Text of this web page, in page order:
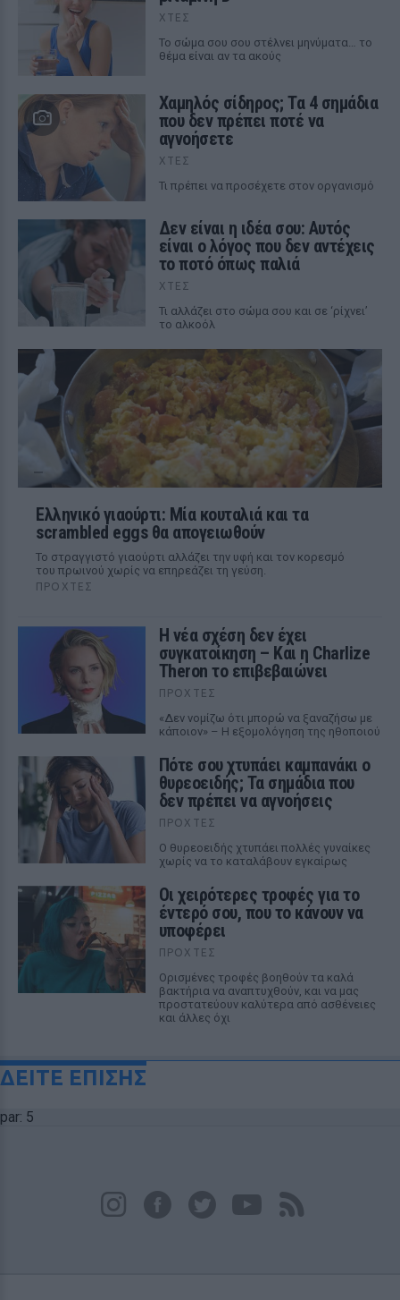
ΧΤΕΣ
Το σώμα σου σου στέλνει μηνύματα… το
θέμα είναι αν τα ακούς
Χαμηλός σίδηρος; Τα 4 σημάδια
που δεν πρέπει ποτέ να
αγνοήσετε
ΧΤΕΣ
Τι πρέπει να προσέχετε στον οργανισμό
Δεν είναι η ιδέα σου: Αυτός
είναι ο λόγος που δεν αντέχεις
το ποτό όπως παλιά
ΧΤΕΣ
Τι αλλάζει στο σώμα σου και σε ‘ρίχνει’
το αλκοόλ
Ελληνικό γιαούρτι: Μία κουταλιά και τα
scrambled eggs θα απογειωθούν
Το στραγγιστό γιαούρτι αλλάζει την υφή και τον κορεσμό
του πρωινού χωρίς να επηρεάζει τη γεύση.
ΠΡΟΧΤΈΣ
Η νέα σχέση δεν έχει
συγκατοίκηση – Και η Charlize
Theron το επιβεβαιώνει
ΠΡΟΧΤΈΣ
«Δεν νομίζω ότι μπορώ να ξαναζήσω με
κάποιον» – Η εξομολόγηση της ηθοποιού
Πότε σου χτυπάει καμπανάκι ο
θυρεοειδής; Τα σημάδια που
δεν πρέπει να αγνοήσεις
ΠΡΟΧΤΈΣ
Ο θυρεοειδής χτυπάει πολλές γυναίκες
χωρίς να το καταλάβουν εγκαίρως
Οι χειρότερες τροφές για το
έντερό σου, που το κάνουν να
υποφέρει
ΠΡΟΧΤΈΣ
Ορισμένες τροφές βοηθούν τα καλά
βακτήρια να αναπτυχθούν, και να μας
προστατεύουν καλύτερα από ασθένειες
και άλλες όχι
ΔΕΙΤΕ ΕΠΙΣΗΣ
par: 5